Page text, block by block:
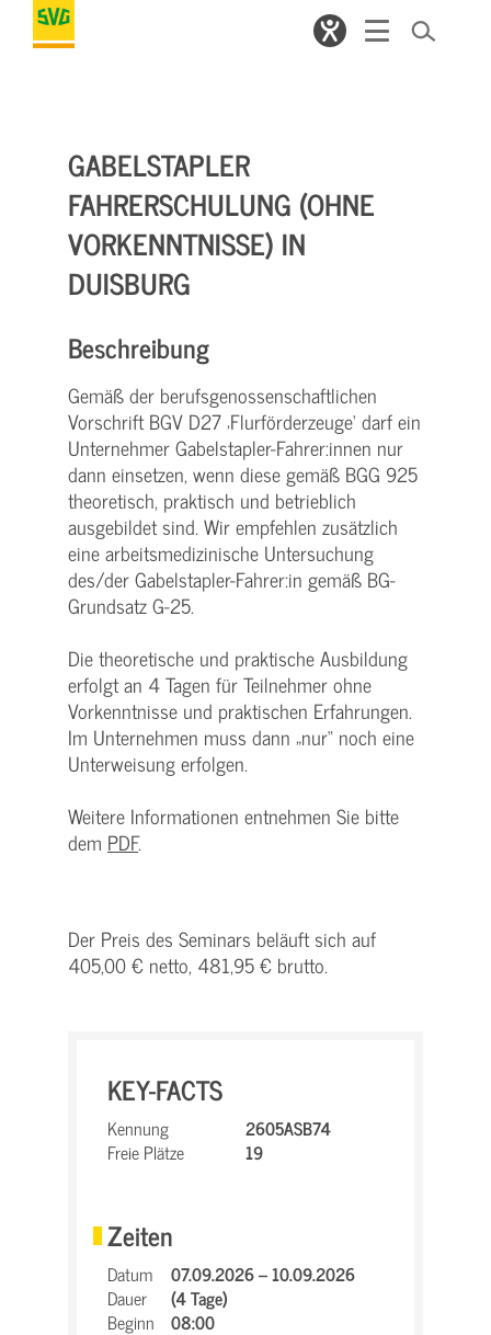
GABELSTAPLER
FAHRERSCHULUNG (OHNE
VORKENNTNISSE) IN
DUISBURG
Beschreibung
Gemäß der berufsgenossenschaftlichen
Vorschrift BGV D27 ‚Flurförderzeuge‘ darf ein
Unternehmer Gabelstapler-Fahrer:innen nur
dann einsetzen, wenn diese gemäß BGG 925
theoretisch, praktisch und betrieblich
ausgebildet sind. Wir empfehlen zusätzlich
eine arbeitsmedizinische Untersuchung
des/der Gabelstapler-Fahrer:in gemäß BG-
Grundsatz G-25.
Die theoretische und praktische Ausbildung
erfolgt an 4 Tagen für Teilnehmer ohne
Vorkenntnisse und praktischen Erfahrungen.
Im Unternehmen muss dann „nur“ noch eine
Unterweisung erfolgen.
Weitere Informationen entnehmen Sie bitte
dem PDF.
Der Preis des Seminars beläuft sich auf
405,00 € netto, 481,95 € brutto.
KEY-FACTS
Kennung
2605ASB74
Freie Plätze
19
Zeiten
Datum
07.09.2026 – 10.09.2026
Dauer
(4 Tage)
Beginn
08:00